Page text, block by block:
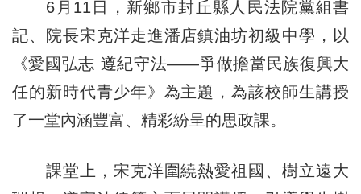
6月11日，新鄉市封丘縣人民法院黨組書
記、院長宋克洋走進潘店鎮油坊初級中學，以
《愛國弘志 遵紀守法——爭做擔當民族復興大
任的新時代青少年》為主題，為該校師生講授
了一堂內涵豐富、精彩紛呈的思政課。
課堂上，宋克洋圍繞熱愛祖國、樹立遠大